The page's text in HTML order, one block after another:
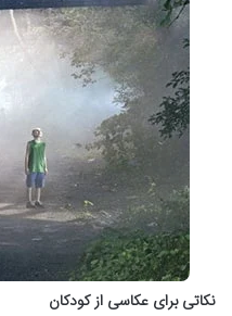
نکاتی برای عکاسی از کودکان